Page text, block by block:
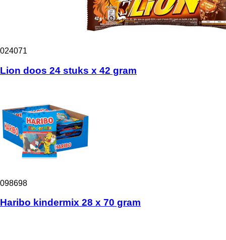
024071
Lion doos 24 stuks x 42 gram
098698
Haribo kindermix 28 x 70 gram